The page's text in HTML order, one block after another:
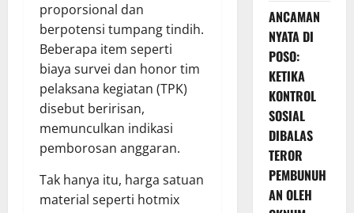
proporsional dan
berpotensi tumpang tindih.
Beberapa item seperti
biaya survei dan honor tim
pelaksana kegiatan (TPK)
disebut beririsan,
memunculkan indikasi
pemborosan anggaran.
Tak hanya itu, harga satuan
material seperti hotmix
ANCAMAN
NYATA DI
POSO:
KETIKA
KONTROL
SOSIAL
DIBALAS
TEROR
PEMBUNUH
AN OLEH